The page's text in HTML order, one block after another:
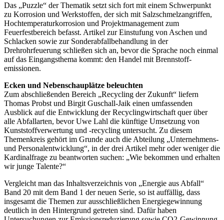
Das „Puzzle“ der Thematik setzt sich fort mit einem Schwerpunkt
zu Korrosion und Werkstoffen, der sich mit Salzschmelzangriffen,
Hochtemperaturkorrosion und Projektmanagement zum
Feuerfestbereich befasst. Artikel zur Einstufung von Aschen und
Schlacken sowie zur Sonderabfallbehandlung in der
Drehrohrfeuerung schließen sich an, bevor die Sprache noch einmal
auf das Eingangsthema kommt: den Handel mit Brennstoff­
emissionen.
Ecken und Nebenschauplätze beleuchten
Zum abschließenden Bereich „Recycling der Zukunft“ liefern
Thomas Probst und Birgit Guschall-Jaik einen umfassenden
Ausblick auf die Entwicklung der Recyclingwirtschaft quer über
alle Abfallarten, bevor Uwe Lahl die künftige Umsetzung von
Kunststoffverwertung und -recycling untersucht. Zu diesem
Themenkreis gehört im Grunde auch die Abteilung „Unternehmens-
und Personalentwicklung“, in der drei Artikel mehr oder weniger die
Kardinalfrage zu beantworten suchen: „Wie bekommen und erhalten
wir junge Talente?“
Vergleicht man das Inhaltsverzeichnis von „Energie aus Abfall“
Band 20 mit dem Band 1 der neuen Serie, so ist auffällig, dass
insgesamt die Themen zur ausschließlichen Energiegewinnung
deutlich in den Hintergrund getreten sind. Dafür haben